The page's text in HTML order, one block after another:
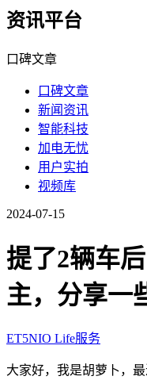
资讯平台
口碑文章
口碑文章
新闻资讯
智能科技
加电无忧
用户实拍
视频库
2024-07-15
提了2辆车
主，分享一
ET5NIO Life服务
大家好，我是胡萝卜，